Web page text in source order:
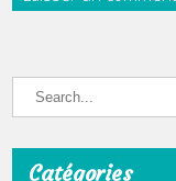
Catégories